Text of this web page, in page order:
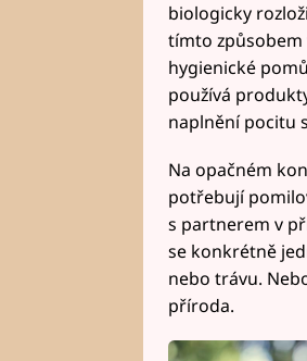
biologicky
tímto způsobem
hygienické
používá
naplnění pocitu
Na opačném
potřebují
s partnerem v
se konkrétně
nebo trávu.
příroda.